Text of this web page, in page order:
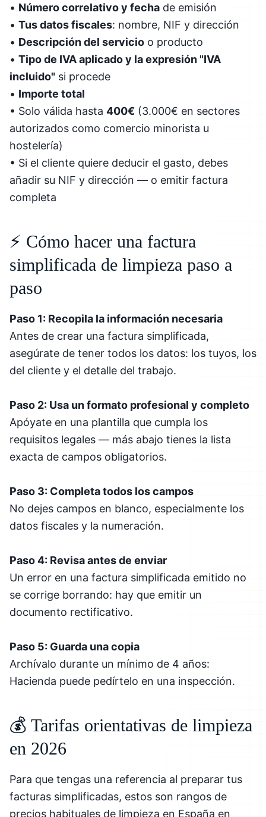
• Número correlativo y fecha de emisión
• Tus datos fiscales: nombre, NIF y dirección
• Descripción del servicio o producto
• Tipo de IVA aplicado y la expresión "IVA
incluido" si procede
• Importe total
• Solo válida hasta 400€ (3.000€ en sectores
autorizados como comercio minorista u
hostelería)
• Si el cliente quiere deducir el gasto, debes
añadir su NIF y dirección — o emitir factura
completa
⚡ Cómo hacer una factura
simplificada de limpieza paso a
paso
Paso 1: Recopila la información necesaria
Antes de crear una factura simplificada,
asegúrate de tener todos los datos: los tuyos, los
del cliente y el detalle del trabajo.
Paso 2: Usa un formato profesional y completo
Apóyate en una plantilla que cumpla los
requisitos legales — más abajo tienes la lista
exacta de campos obligatorios.
Paso 3: Completa todos los campos
No dejes campos en blanco, especialmente los
datos fiscales y la numeración.
Paso 4: Revisa antes de enviar
Un error en una factura simplificada emitido no
se corrige borrando: hay que emitir un
documento rectificativo.
Paso 5: Guarda una copia
Archívalo durante un mínimo de 4 años:
Hacienda puede pedírtelo en una inspección.
💰 Tarifas orientativas de limpieza
en 2026
Para que tengas una referencia al preparar tus
facturas simplificadas, estos son rangos de
precios habituales de limpieza en España en